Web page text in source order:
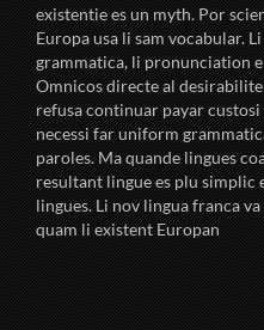
existentie es un myth. Por
Europa usa li sam vocabular.
grammatica, li pronunciation
Omnicos directe al
refusa continuar payar
necessi far uniform
paroles. Ma quande lingues
resultant lingue es plu simplic
lingues. Li nov lingua franca
quam li existent Europan